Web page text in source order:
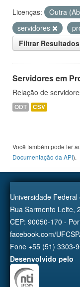
Licenças: Outra
servidores
Filtrar Resultados
Servidores em
Relação de
ODT CSV
Você também pode ter
Documentação da API).
Universidade
Rua Sarmento Leite,
CEP: 90050-170 -
facebook.com/
Fone +55 (51) 3303-
Desenvolvido pelo